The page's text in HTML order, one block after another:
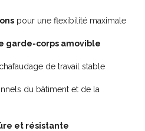
pour une flexibilité maximale
garde-corps amovible
de travail stable
du bâtiment et de la
et résistante